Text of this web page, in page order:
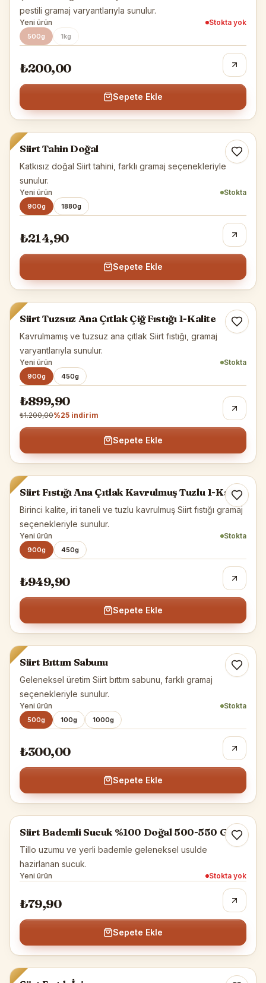
pestili gramaj varyantlarıyla sunulur.
Yeni ürün Stokta yok
500g 1kg
₺200,00
Sepete Ekle
Siirt Tahini
Siirt Tahin Doğal
Katkısız doğal Siirt tahini, farklı gramaj seçenekleriyle
sunulur.
Yeni ürün Stokta
900g 1880g
₺214,90
Sepete Ekle
-%25
Siirt Fıstığı
Siirt Tuzsuz Ana Çıtlak Çiğ Fıstığı 1-Kalite
Kavrulmamış ve tuzsuz ana çıtlak Siirt fıstığı, gramaj
varyantlarıyla sunulur.
Yeni ürün Stokta
900g 450g
₺899,90
₺1.200,00%25 indirim
Sepete Ekle
Siirt Fıstığı
Siirt Fıstığı Ana Çıtlak Kavrulmuş Tuzlu 1-Kalite
Birinci kalite, iri taneli ve tuzlu kavrulmuş Siirt fıstığı gramaj
seçenekleriyle sunulur.
Yeni ürün Stokta
900g 450g
₺949,90
Sepete Ekle
Bıttım Sabunu
Siirt Bıttım Sabunu
Geleneksel üretim Siirt bıttım sabunu, farklı gramaj
seçenekleriyle sunulur.
Yeni ürün Stokta
500g 100g 1000g
₺300,00
Sepete Ekle
Tükendi
Siirt Yöresel
Siirt Bademli Sucuk %100 Doğal 500-550 Gr
Tillo uzumu ve yerli bademle geleneksel usulde
hazirlanan sucuk.
Yeni ürün Stokta yok
₺79,90
Sepete Ekle
Siirt Fıstığı